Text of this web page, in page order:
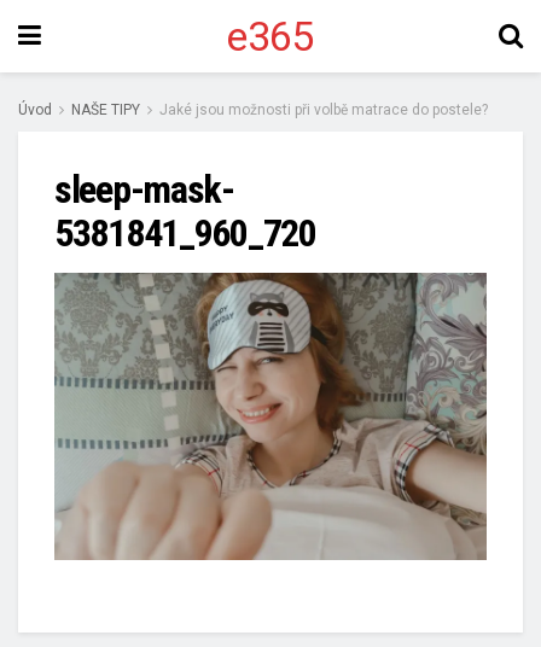
e365
Úvod NAŠE TIPY Jaké jsou možnosti při volbě matrace do postele?
sleep-mask-
5381841_960_720